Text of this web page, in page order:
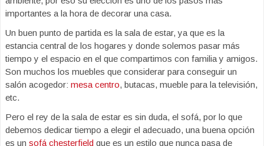
importantes a la hora de decorar una casa.
Un buen punto de partida es la sala de estar, ya que es la
estancia central de los hogares y donde solemos pasar más
tiempo y el espacio en el que compartimos con familia y amigos.
Son muchos los muebles que considerar para conseguir un
salón acogedor: mesa centro, butacas, mueble para la televisión,
etc.
Pero el rey de la sala de estar es sin duda, el sofá, por lo que
debemos dedicar tiempo a elegir el adecuado, una buena opción
es un sofá chesterfield que es un estilo que nunca pasa de